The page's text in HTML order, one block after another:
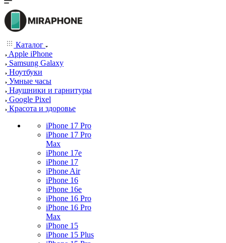
Каталог
Apple iPhone
Samsung Galaxy
Ноутбуки
Умные часы
Наушники и гарнитуры
Google Pixel
Красота и здоровье
iPhone 17 Pro
iPhone 17 Pro
Max
iPhone 17e
iPhone 17
iPhone Air
iPhone 16
iPhone 16e
iPhone 16 Pro
iPhone 16 Pro
Max
iPhone 15
iPhone 15 Plus